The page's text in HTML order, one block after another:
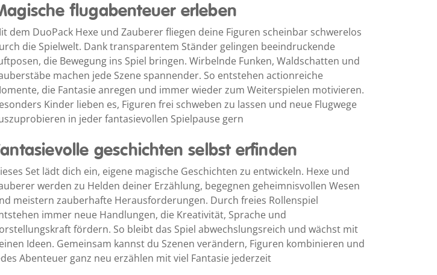
flugabenteuer erleben
dem DuoPack Hexe und Zauberer fliegen deine Figuren scheinbar schwerelos
die Spielwelt. Dank transparentem Ständer gelingen beeindruckende
die Bewegung ins Spiel bringen. Wirbelnde Funken, Waldschatten und
machen jede Szene spannender. So entstehen actionreiche
die Fantasie anregen und immer wieder zum Weiterspielen motivieren.
Kinder lieben es, Figuren frei schweben zu lassen und neue Flugwege
in jeder fantasievollen Spielpause gern
geschichten selbst erfinden
Set lädt dich ein, eigene magische Geschichten zu entwickeln. Hexe und
werden zu Helden deiner Erzählung, begegnen geheimnisvollen Wesen
meistern zauberhafte Herausforderungen. Durch freies Rollenspiel
immer neue Handlungen, die Kreativität, Sprache und
fördern. So bleibt das Spiel abwechslungsreich und wächst mit
Ideen. Gemeinsam kannst du Szenen verändern, Figuren kombinieren und
Abenteuer ganz neu erzählen mit viel Fantasie jederzeit